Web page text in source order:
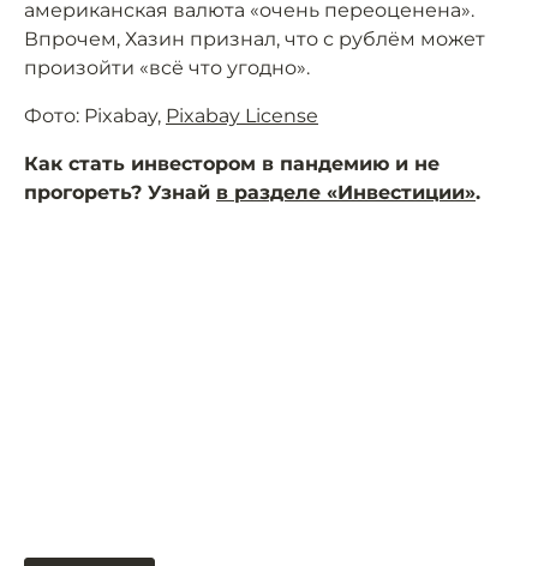
американская валюта «очень переоценена».
Впрочем, Хазин признал, что с рублём может
произойти «всё что угодно».
Фото: Pixabay, Pixabay License
Как стать инвестором в пандемию и не
прогореть? Узнай в разделе «Инвестиции».